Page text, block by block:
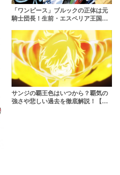
「ワンピース」ブルックの正体は元
騎士団長！生前・エスペリア王国時
サンジの覇王色はいつから？覇気の
強さや悲しい過去を徹底解説！【ワ